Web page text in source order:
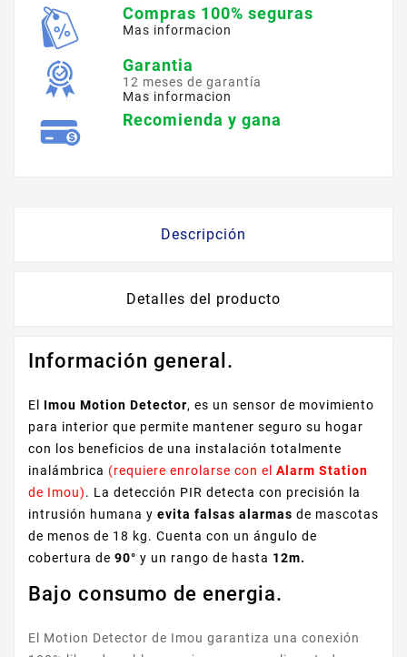
Compras 100% seguras
Mas informacion
Garantia
12 meses de garantía
Mas informacion
Recomienda y gana
Descripción
Detalles del producto
Información general.
El Imou Motion Detector, es un sensor de movimiento
para interior que permite mantener seguro su hogar
con los beneficios de una instalación totalmente
inalámbrica (requiere enrolarse con el Alarm Station
de Imou). La detección PIR detecta con precisión la
intrusión humana y evita falsas alarmas de mascotas
de menos de 18 kg. Cuenta con un ángulo de
cobertura de 90° y un rango de hasta 12m.
Bajo consumo de energia.
El Motion Detector de Imou garantiza una conexión